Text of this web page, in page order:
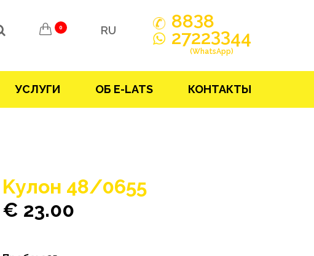
0 RU 8838
27223344
(WhatsApp)
УСЛУГИ ОБ E-LATS КОНТАКТЫ
Kулон 48/0655
€ 23.00